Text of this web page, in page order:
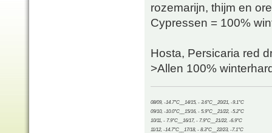
rozemarijn, thijm en
Cypressen = 100%
Hosta, Persicaria red
>Allen 100%
08/09, -14.7°C__14/15, - 3.6°C__20/21, -9.1°C
09/10, -10.0°C__15/16, - 5.9°C__21/22, -5.2°C
10/11, - 7.9°C__16/17, - 7.9°C__21/22, -6.9°C
11/12, -14.7°C__17/18, - 8.3°C__22/23, -7.1°C